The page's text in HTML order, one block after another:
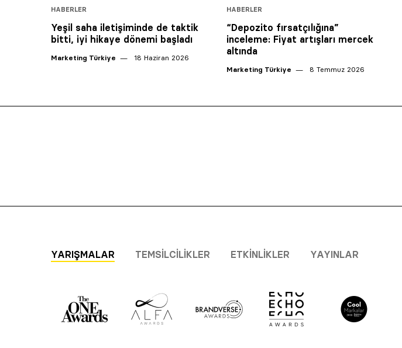
HABERLER
Yeşil saha iletişiminde de taktik
bitti, iyi hikaye dönemi başladı
Marketing Türkiye 18 Haziran 2026
HABERLER
“Depozito fırsatçılığına”
inceleme: Fiyat artışları mercek
altında
Marketing Türkiye 8 Temmuz 2026
YARIŞMALAR TEMSILCILIKLER ETKINLIKLER YAYINLAR